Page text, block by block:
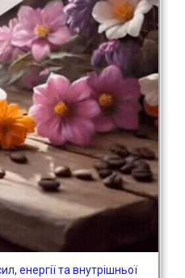
енергії та внутрішньої